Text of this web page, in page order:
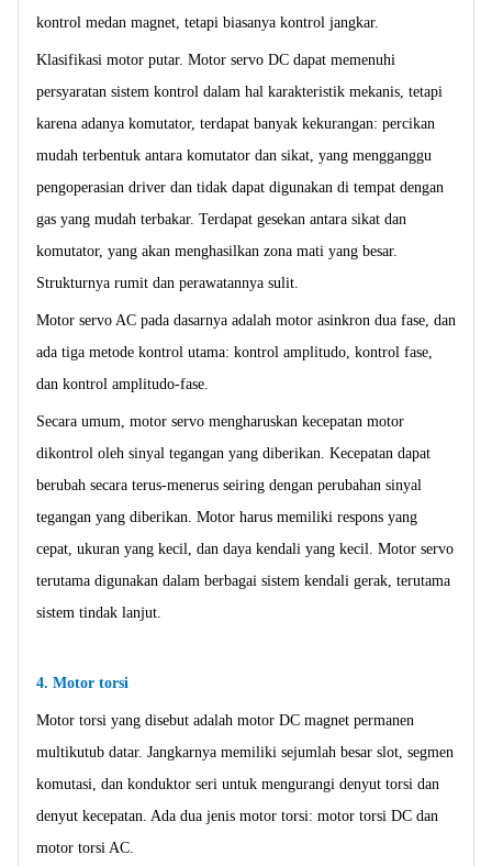
kontrol medan magnet, tetapi biasanya kontrol jangkar.
Klasifikasi motor putar. Motor servo DC dapat memenuhi
persyaratan sistem kontrol dalam hal karakteristik mekanis, tetapi
karena adanya komutator, terdapat banyak kekurangan: percikan
mudah terbentuk antara komutator dan sikat, yang mengganggu
pengoperasian driver dan tidak dapat digunakan di tempat dengan
gas yang mudah terbakar. Terdapat gesekan antara sikat dan
komutator, yang akan menghasilkan zona mati yang besar.
Strukturnya rumit dan perawatannya sulit.
Motor servo AC pada dasarnya adalah motor asinkron dua fase, dan
ada tiga metode kontrol utama: kontrol amplitudo, kontrol fase,
dan kontrol amplitudo-fase.
Secara umum, motor servo mengharuskan kecepatan motor
dikontrol oleh sinyal tegangan yang diberikan. Kecepatan dapat
berubah secara terus-menerus seiring dengan perubahan sinyal
tegangan yang diberikan. Motor harus memiliki respons yang
cepat, ukuran yang kecil, dan daya kendali yang kecil. Motor servo
terutama digunakan dalam berbagai sistem kendali gerak, terutama
sistem tindak lanjut.
4. Motor torsi
Motor torsi yang disebut adalah motor DC magnet permanen
multikutub datar. Jangkarnya memiliki sejumlah besar slot, segmen
komutasi, dan konduktor seri untuk mengurangi denyut torsi dan
denyut kecepatan. Ada dua jenis motor torsi: motor torsi DC dan
motor torsi AC.